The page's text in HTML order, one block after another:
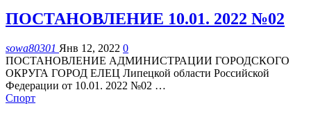
ПОСТАНОВЛЕНИЕ 10.01. 2022 №02
sowa80301 Янв 12, 2022 0
ПОСТАНОВЛЕНИЕ АДМИНИСТРАЦИИ ГОРОДСКОГО
ОКРУГА ГОРОД ЕЛЕЦ Липецкой области Российской
Федерации от 10.01. 2022 №02 …
Спорт